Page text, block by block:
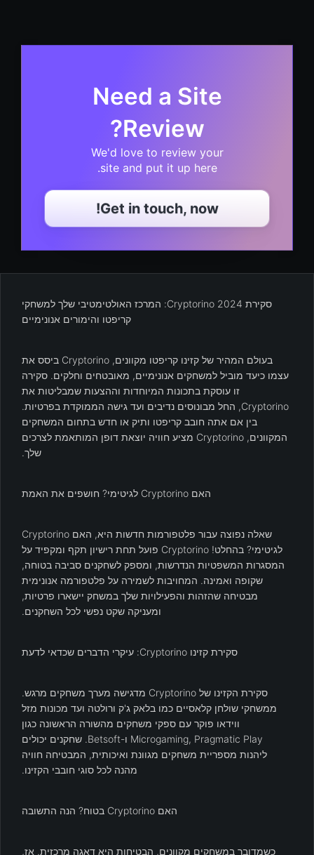
Need a Site
Review?
We'd love to review your
site and put it up here.
Get in touch, now!
סקירת Cryptorino 2024: המרכז האולטימטיבי שלך למשחקי
קריפטו והימורים אנונימיים
בעולם המהיר של קזינו קריפטו מקוונים, Cryptorino ביסס את
עצמו כיעד מוביל למשחקים אנונימיים, מאובטחים וחלקים. סקירה
זו עוסקת בתכונות המיוחדות וההצעות שמבליטות את
Cryptorino, החל מבונוסים נדיבים ועד גישה הממוקדת בפרטיות.
בין אם אתה חובב קריפטו ותיק או חדש בתחום המשחקים
המקוונים, Cryptorino מציע חוויה יוצאת דופן המותאמת לצרכים
שלך.
האם Cryptorino לגיטימי? חושפים את האמת
שאלה נפוצה עבור פלטפורמות חדשות היא, האם Cryptorino
לגיטימי? בהחלט! Cryptorino פועל תחת רישיון תקף ומקפיד על
המסגרות המשפטיות הנדרשות, ומספק לשחקנים סביבה בטוחה,
שקופה ואמינה. המחויבות לשמירה על פלטפורמה אנונימית
מבטיחה שהזהות והפעילויות שלך במשחק יישארו פרטיות,
ומעניקה שקט נפשי לכל השחקנים.
סקירת קזינו Cryptorino: עיקרי הדברים שכדאי לדעת
סקירת הקזינו של Cryptorino מדגישה מערך משחקים מרגש.
ממשחקי שולחן קלאסיים כמו בלאק ג'ק ורולטה ועד מכונות מזל
ווידאו פוקר עם ספקי משחקים מהשורה הראשונה כגון
Microgaming, Pragmatic Play ו-Betsoft. שחקנים יכולים
ליהנות מספריית משחקים מגוונת ואיכותית, המבטיחה חוויה
מהנה לכל סוגי חובבי הקזינו.
האם Cryptorino בטוח? הנה התשובה
כשמדובר במשחקים מקוונים, הבטיחות היא דאגה מרכזית. אז,